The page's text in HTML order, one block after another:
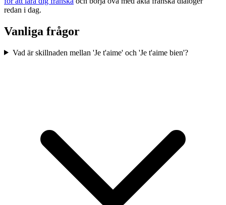
redan i dag.
Vanliga frågor
Vad är skillnaden mellan 'Je t'aime' och 'Je t'aime bien'?